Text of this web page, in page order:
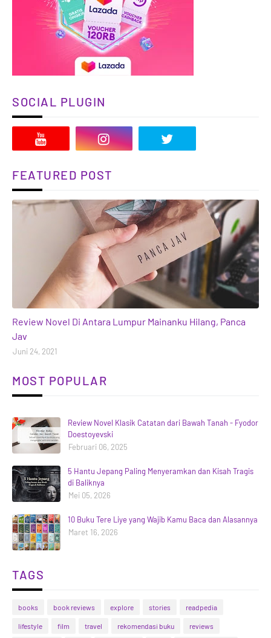
SOCIAL PLUGIN
FEATURED POST
Review Novel Di Antara Lumpur Mainanku Hilang, Panca
Jav
Juni 24, 2021
MOST POPULAR
Review Novel Klasik Catatan dari Bawah Tanah - Fyodor
Doestoyevski
Februari 06, 2025
5 Hantu Jepang Paling Menyeramkan dan Kisah Tragis
di Baliknya
Mei 05, 2026
10 Buku Tere Liye yang Wajib Kamu Baca dan Alasannya
Maret 16, 2026
TAGS
books book reviews explore stories readpedia
lifestyle film travel rekomendasi buku reviews